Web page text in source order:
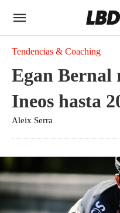
Tendencias & Coaching
Egan Bernal
Ineos hasta
Aleix Serra